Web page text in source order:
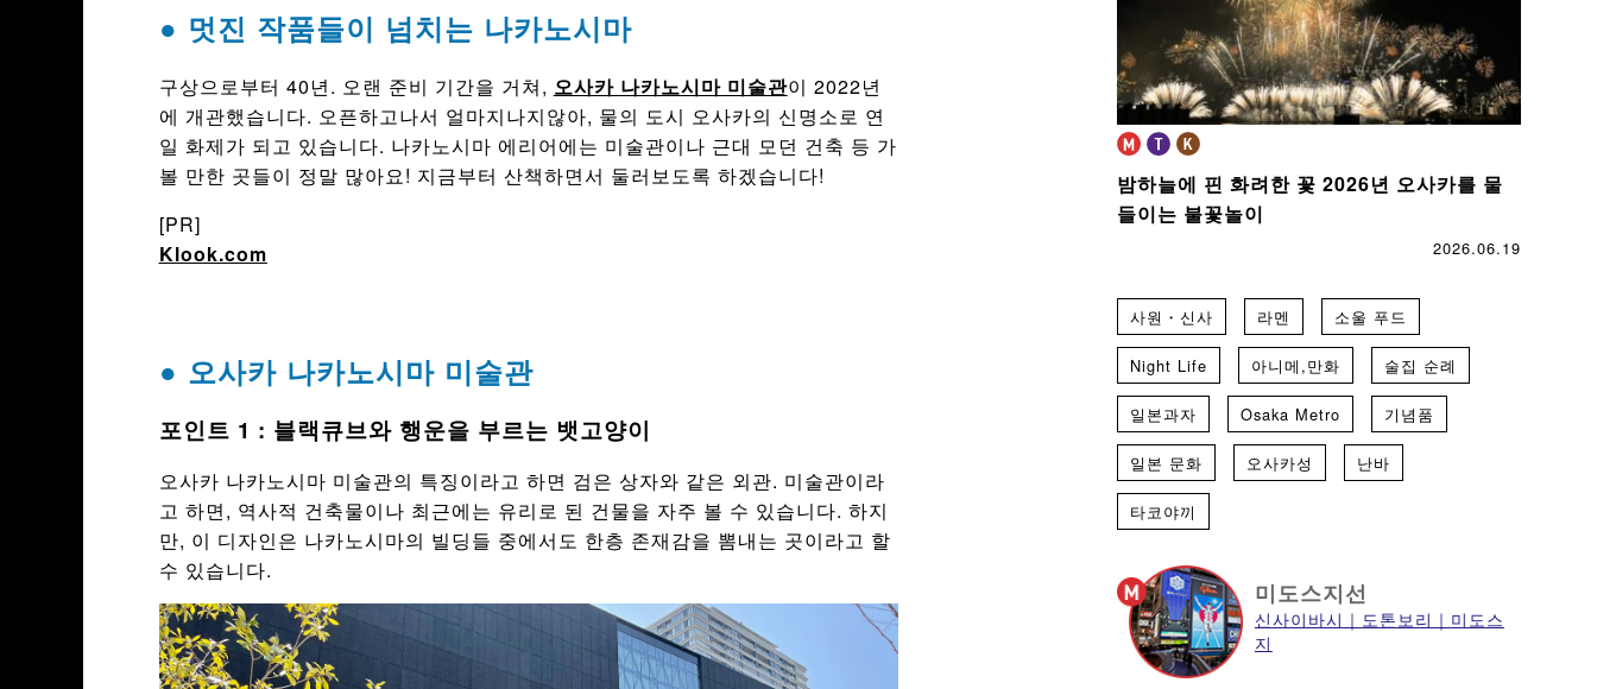
● 멋진 작품들이 넘치는 나카노시마
구상으로부터 40년. 오랜 준비 기간을 거쳐, 오사카 나카노시마 미술관이 2022년
에 개관했습니다. 오픈하고나서 얼마지나지않아, 물의 도시 오사카의 신명소로 연
일 화제가 되고 있습니다. 나카노시마 에리어에는 미술관이나 근대 모던 건축 등 가
볼 만한 곳들이 정말 많아요! 지금부터 산책하면서 둘러보도록 하겠습니다!
[PR]
Klook.com
● 오사카 나카노시마 미술관
포인트 1 : 블랙큐브와 행운을 부르는 뱃고양이
오사카 나카노시마 미술관의 특징이라고 하면 검은 상자와 같은 외관. 미술관이라
고 하면, 역사적 건축물이나 최근에는 유리로 된 건물을 자주 볼 수 있습니다. 하지
만, 이 디자인은 나카노시마의 빌딩들 중에서도 한층 존재감을 뽐내는 곳이라고 할
수 있습니다.
밤하늘에 핀 화려한 꽃2026년 오사카를 물
들이는 불꽃놀이
2026.06.19
사원・신사 라멘 소울 푸드
Night Life 아니메,만화 술집 순례
일본과자 Osaka Metro 기념품
일본 문화 오사카성 난바
타코야끼
미도스지선
신사이바시 도톤보리
미도스
지